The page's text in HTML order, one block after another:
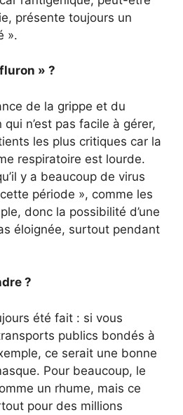
présente toujours un
».
» ?
de la grippe et du
n’est pas facile à gérer,
les plus critiques car la
respiratoire est lourde.
y a beaucoup de virus
période », comme les
donc la possibilité d’une
éloignée, surtout pendant
?
été fait : si vous
publics bondés à
ce serait une bonne
Pour beaucoup, le
un rhume, mais ce
pour des millions